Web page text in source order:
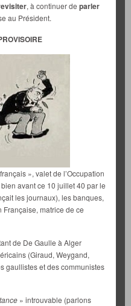
, à continuer de parler
au Président.
», valet de l’Occupation
avant ce 10 juillet 40 par le
les journaux), les banques,
Française, matrice de ce
de De Gaulle à Alger
(Giraud, Weygand,
gaullistes et des communistes
» introuvable (parlons